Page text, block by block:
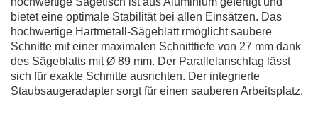
bietet eine optimale Stabilität bei allen Einsätzen. Das
hochwertige Hartmetall-Sägeblatt rmöglicht saubere
Schnitte mit einer maximalen Schnitttiefe von 27 mm dank
des Sägeblatts mit Ø 89 mm. Der Parallelanschlag lässt
sich für exakte Schnitte ausrichten. Der integrierte
Staubsaugeradapter sorgt für einen sauberen Arbeitsplatz.